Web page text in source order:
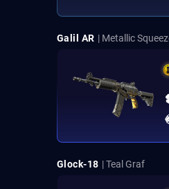
Galil AR | Metallic
Glock-18 | Teal Graf